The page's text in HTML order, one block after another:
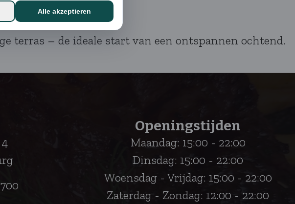
terras – de ideale start van een ontspannen ochtend.
Openingstijden
Maandag: 15:00 - 22:00
Dinsdag: 15:00 - 22:00
Woensdag - Vrijdag: 15:00 - 22:00
Zaterdag - Zondag: 12:00 - 22:00